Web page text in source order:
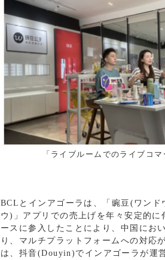
「ライブルームでのライブコ
BCLとインアゴーラは、「豌豆(ワン
ウ)」アプリでの売上げを年々安定的
ースに参入したことにより、中国にお
り、マルチプラットフォームへの対応
は、抖音(Douyin)でインアゴーラが運